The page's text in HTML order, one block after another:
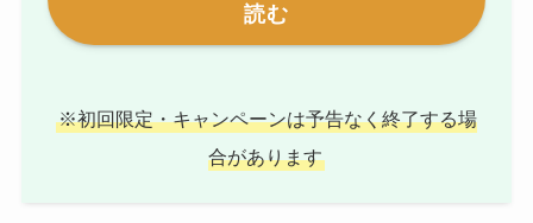
読む
※初回限定・キャンペーンは予告なく終了する場
合があります